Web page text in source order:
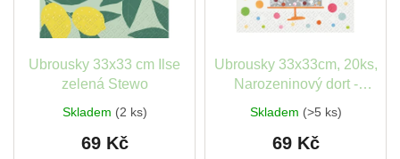
značky
Ubrousky 33x33 cm Ilse
zelená Stewo
Skladem (2 ks)
69 Kč
Ubrousky 33x33cm, 20ks,
Narozeninový dort -
Skladem (>5 ks)
69 Kč